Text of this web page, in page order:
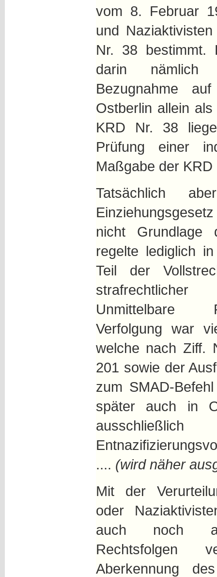
vom 8. Februar
und
Nr. 38 bestimmt.
darin
Bezugnahme
Ostberlin allein
KRD Nr. 38
Prüfung einer
Maßgabe der
Tatsächlich
nicht Grundlage
regelte lediglich
Teil der
Unmittelbare
Verfolgung war
welche nach Ziff.
201 sowie der
zum SMAD-
später auch in
.... (wird näher
Mit der
oder
auch noch
Rechtsfolgen
Aberkennung